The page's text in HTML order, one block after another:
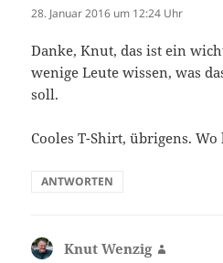
28. Januar 2016 um 12:24 Uhr
Danke, Knut, das ist ein
wenige Leute wissen, was
soll.
Cooles T-Shirt, übrigens.
ANTWORTEN
Knut Wenzig